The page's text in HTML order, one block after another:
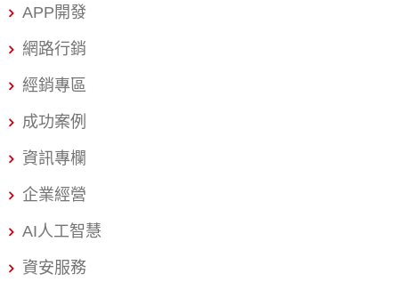
一頁。 延伸閱讀: 2026 台灣 SEO 公司推薦 TOP10｜SEO 與
GEO 行銷公司怎麼選 SEO（搜尋引擎優化）行銷對於企業
來說，有許多重要的效益，以下是一些主要的好處： SEO行
本和增強競爭力。透過有效的SEO策略，企業能夠在數位市
場中取得顯著的優勢。 1. 提高網站能見度 透過SEO，企業的
網站可以在搜尋引擎結果頁（SERP）中獲得更高的排名，
增加被潛在客戶發現的機會。高排名通常代表更高的點擊
APP開發
網路行銷
經銷專區
成功案例
資訊專欄
企業經營
AI人工智慧
資安服務